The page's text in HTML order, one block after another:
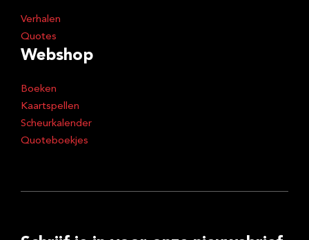
Verhalen
Quotes
Webshop
Boeken
Kaartspellen
Scheurkalender
Quoteboekjes